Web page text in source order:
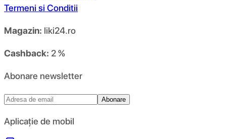
Termeni si Conditii
Magazin: liki24.ro
Cashback: 2 %
Abonare newsletter
Abonare
Aplicație de mobil